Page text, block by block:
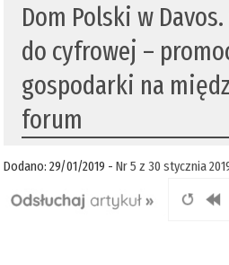
Dom Polski w
do cyfrowej –
gospodarki na
forum
Dodano: 29/01/2019 -Nr 5 z 30 stycznia